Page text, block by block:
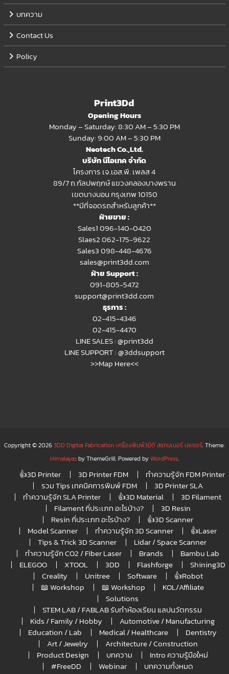
บทความ
Contact Us
Policy
Print3Dd
Opening Hours
Monday – Saturday: 8:30 AM – 5:30 PM
Sunday: 9:00 AM – 5:30 PM
Neotech Co.,Ltd.
บริษัท นีโอเทค จำกัด
โครงการ เจ.เอส.พี. เพลส 4
89/7 ถ.กัลปพฤกษ์ แขวงคลองบางพราน
เขตบางบอน กรุงเทพ 10150
**มีที่จอดรถสำหรับลูกค้า**
ฝ่ายขาย :
Sales1 096-140-0420
Slaes2062-175-9622
Sales3 098-448-4676
sales@print3dd.com
ฝ่าย Support :
091-805-5472
support@print3dd.com
ธุรการ :
02-415-4346
02-415-4470
LINE SALES :@print3dd
LINE SUPPORT :@3ddsupport
>>Map Here<<
Copyright © 20263DD Digital Fabrication เครื่องพิมพ์3มิติ สแกนเนอร์ เลเซอร์. Theme:
Himalayasby ThemeGrill. Powered byWordPress.
👍3D Printer 3D Printer FDM
ทำความรู้จัก FDM Printer
รวม Tips เทคนิคการพิมพ์ FDM
3D Printer SLA
ทำความรู้จัก SLA Printer
👍3D Material
3D Filament
Filament กี่ประเภท อะไรบ้าง?
3D Resin
Resin กี่ประเภท อะไรบ้าง?
👍3D Scanner
Model Scanner
ทำความรู้จัก 3D Scanner
👍Laser
Tips & Trick 3D Scanner
Lidar / Space Scanner
ทำความรู้จัก CO2 / Fiber Laser
Brands
Bambu Lab
ELEGOO
XTOOL 3DD Flashforge
Shining3D
Creality
Unitree Software
👍Robot
📖 Workshop
📖 Workshop
KOL/Affiliate
Solutions
STEM LAB / FABLAB รับทำห้องเรียน แลปนวัตกรรม
Kids / Family / Hobby
Automotive / Manufacturing
Education / Lab
Medical / Healthcare
Dentistry
Art / Jewelry
Architecture / Construction
Product Design
บทความ
Intro ความรู้มือใหม่
#FreeDD
Webinar
บทความทั้งหมด